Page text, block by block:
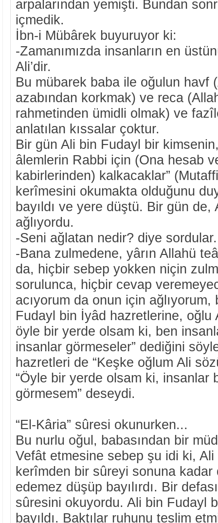
arpalarından yemişti. Bundan
içmedik.
İbn-i Mübârek buyuruyor ki:
-Zamanımızda insanların en
Ali’dir.
Bu mübarek baba ile oğulun havf
azabından korkmak) ve reca
rahmetinden ümidli olmak) ve
anlatılan kıssalar çoktur.
Bir gün Ali bin Fudayl bir
âlemlerin Rabbi için (Ona hesab
kabirlerinden) kalkacaklar”
kerîmesini okumakta olduğunu
bayıldı ve yere düştü. Bir gün de,
ağlıyordu.
-Seni ağlatan nedir? diye
-Bana zulmedene, yârın Allahü
da, hiçbir sebep yokken niçin
sorulunca, hiçbir cevap
acıyorum da onun için ağlıyorum,
Fudayl bin İyâd hazretlerine, oğlu
öyle bir yerde olsam ki, ben
insanlar görmeseler” dediğini
hazretleri de “Keşke oğlum Ali
“Öyle bir yerde olsam ki, insanlar
görmesem” deseydi.
“El-Kâria” sûresi okunurken...
Bu nurlu oğul, babasından bir
Vefât etmesine sebep şu idi ki, Ali
kerîmden bir sûreyi sonuna kadar
edemez düşüp bayılırdı. Bir
sûresini okuyordu. Ali bin Fudayl
bayıldı. Baktılar ruhunu teslim